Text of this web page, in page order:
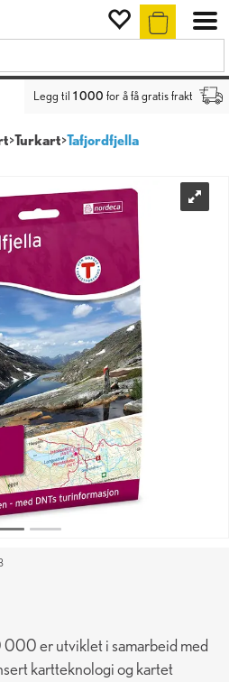
Legg til 1 000 for å få gratis frakt
>Turkart>Tafjordfjella
000 er utviklet i samarbeid med
kartteknologi og kartet